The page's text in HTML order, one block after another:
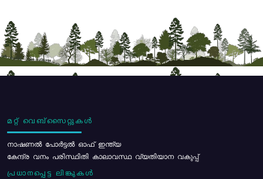
മറ്റ് വെബ്സൈറ്റുകൾ
നാഷണൽ പോർട്ടൽ ഓഫ് ഇന്ത്യ
കേന്ദ്ര വനം പരിസ്ഥിതി കാലാവസ്ഥ വ്യതിയാന വകുപ്പ്
പ്രധാനപ്പെട്ട ലിങ്കുകൾ